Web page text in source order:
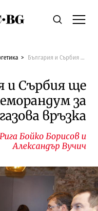
Economic.bgТърсене
България и Сърбия ще подпишат меморандум за изграждане на газова връзка
и Сърбия ще
за
връзка
Бойко Борисов и
Александър Вучич